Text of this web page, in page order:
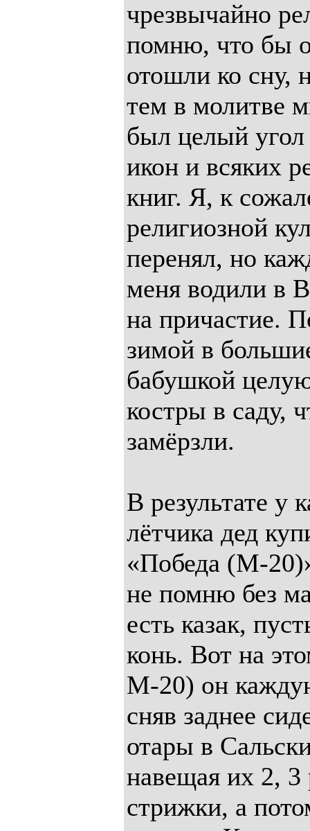
чрезвычайно
помню, что бы
отошли ко сну,
тем в молитве
был целый
икон и всяких
книг. Я, к
религиозной
перенял, но
меня водили в
на причастие.
зимой в
бабушкой
костры в саду,
замёрзли.
В результате у
лётчика дед
«Победа (М-
не помню без
есть казак,
конь. Вот на
М-20) он
сняв заднее
отары в
навещая их 2, 3
стрижки, а